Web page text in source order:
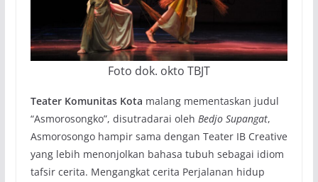
Foto dok. okto TBJT
Teater Komunitas Kota malang mementaskan judul
“Asmorosongko”, disutradarai oleh Bedjo Supangat,
Asmorosongo hampir sama dengan Teater IB Creative
yang lebih menonjolkan bahasa tubuh sebagai idiom
tafsir cerita. Mengangkat cerita Perjalanan hidup